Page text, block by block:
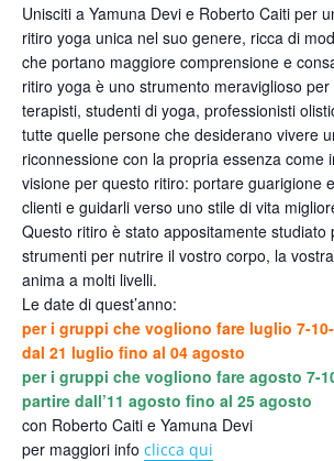
Unisciti a Yamuna Devi e Roberto Caiti per
ritiro yoga unica nel suo genere, ricca di
che portano maggiore comprensione e
ritiro yoga è uno strumento meraviglioso
terapisti, studenti di yoga, professionisti
tutte quelle persone che desiderano vivere
riconnessione con la propria essenza come
visione per questo ritiro: portare guarigione
clienti e guidarli verso uno stile di vita
Questo ritiro è stato appositamente studiato
strumenti per nutrire il vostro corpo, la
anima a molti livelli.
Le date di quest’anno:
per i gruppi che vogliono fare luglio 7-
dal 21 luglio fino al 04 agosto
per i gruppi che vogliono fare agosto 7-
partire dall’11 agosto fino al 25 agosto
con Roberto Caiti e Yamuna Devi
per maggiori info clicca qui